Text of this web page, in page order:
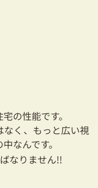
の性能です。
く、もっと広い視
なんです。
なりません!!